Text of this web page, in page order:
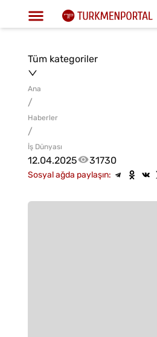
Tüm kategoriler
Ana
/
Haberler
/
İş Dünyası
12.04.2025 31730
Sosyal ağda paylaşın: